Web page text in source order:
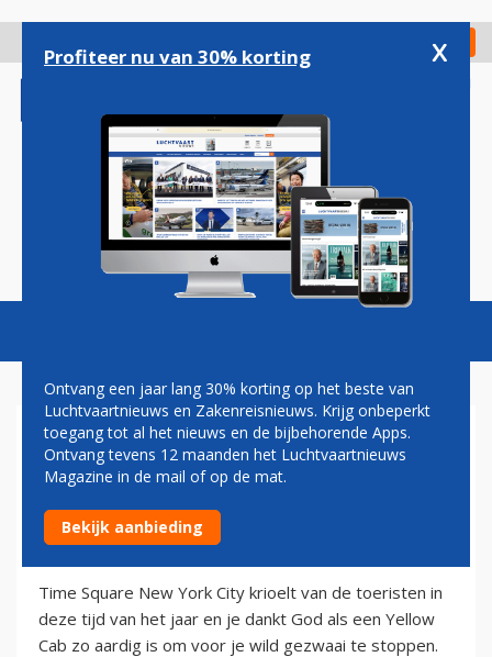
gaan
Check in
Magazine Podcasts Vacatures
JACOB GELT DEKKER: NEW
YORK CITY, HERE WE COME
10 juli 2012
Time Square New York City krioelt van de toeristen in
deze tijd van het jaar en je dankt God als een Yellow
Cab zo aardig is om voor je wild gezwaai te stoppen.
Profiteer nu van 30% korting x
Ontvang een jaar lang 30% korting op het beste van
Luchtvaartnieuws en Zakenreisnieuws. Krijg onbeperkt
toegang tot al het nieuws en de bijbehorende Apps.
Ontvang tevens 12 maanden het Luchtvaartnieuws
Magazine in de mail of op de mat.
Bekijk aanbieding